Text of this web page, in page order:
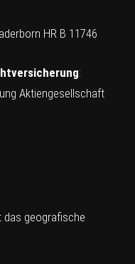
HR B 11746
:
Aktiengesellschaft
das geografische